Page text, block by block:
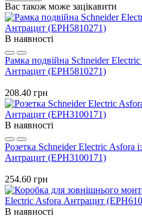
Вас також може зацікавити
В наявності
Рамка подвійна Schneider
Антрацит (EPH5810271)
208.40 грн
В наявності
Розетка Schneider Electric Asfora
Антрацит (EPH3100171)
254.60 грн
В наявності